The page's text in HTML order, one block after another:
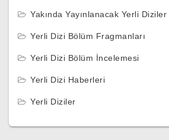
Yakında Yayınlanacak Yerli Diziler
Yerli Dizi Bölüm Fragmanları
Yerli Dizi Bölüm İncelemesi
Yerli Dizi Haberleri
Yerli Diziler